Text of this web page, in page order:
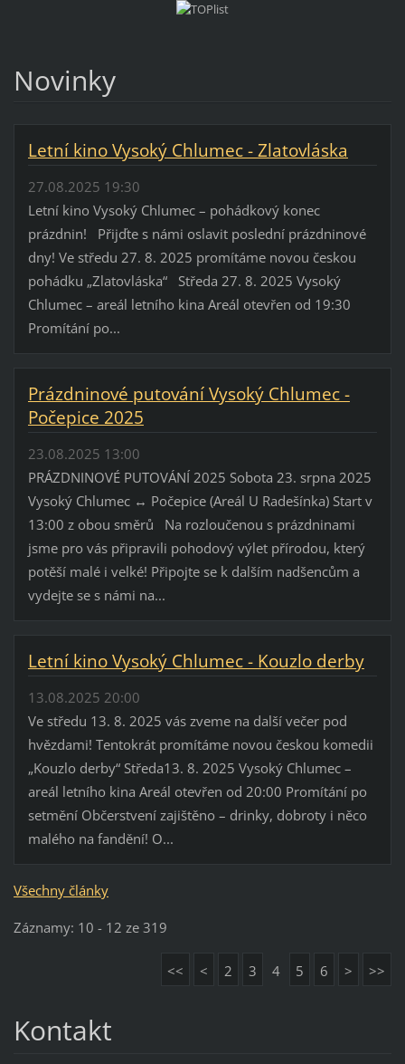
Novinky
Letní kino Vysoký Chlumec - Zlatovláska
27.08.2025 19:30
Letní kino Vysoký Chlumec – pohádkový konec
prázdnin! Přijďte s námi oslavit poslední prázdninové
dny! Ve středu 27. 8. 2025 promítáme novou českou
pohádku „Zlatovláska“ Středa 27. 8. 2025 Vysoký
Chlumec – areál letního kina Areál otevřen od 19:30
Promítání po...
Prázdninové putování Vysoký Chlumec -
Počepice 2025
23.08.2025 13:00
PRÁZDNINOVÉ PUTOVÁNÍ 2025 Sobota 23. srpna 2025
Vysoký Chlumec ↔ Počepice (Areál U Radešínka) Start v
13:00 z obou směrů Na rozloučenou s prázdninami
jsme pro vás připravili pohodový výlet přírodou, který
potěší malé i velké! Připojte se k dalším nadšencům a
vydejte se s námi na...
Letní kino Vysoký Chlumec - Kouzlo derby
13.08.2025 20:00
Ve středu 13. 8. 2025 vás zveme na další večer pod
hvězdami! Tentokrát promítáme novou českou komedii
„Kouzlo derby“ Středa13. 8. 2025 Vysoký Chlumec –
areál letního kina Areál otevřen od 20:00 Promítání po
setmění Občerstvení zajištěno – drinky, dobroty i něco
malého na fandění! O...
Všechny články
Záznamy: 10 - 12 ze 319
<< < 2 3 4 5 6 > >>
Kontakt